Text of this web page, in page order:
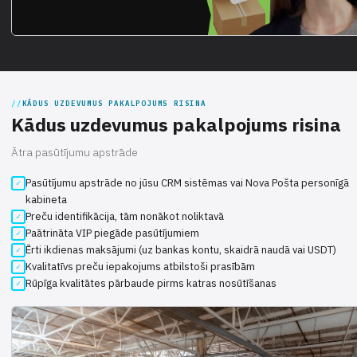
KĀDUS UZDEVUMUS PAKALPOJUMS RISINA
Kādus uzdevumus pakalpojums risina
Ātra pasūtījumu apstrāde
Pasūtījumu apstrāde no jūsu CRM sistēmas vai Nova Pošta personīgā
kabineta
Preču identifikācija, tām nonākot noliktavā
Paātrināta VIP piegāde pasūtījumiem
Ērti ikdienas maksājumi (uz bankas kontu, skaidrā naudā vai USDT)
Kvalitatīvs preču iepakojums atbilstoši prasībām
Rūpīga kvalitātes pārbaude pirms katras nosūtīšanas